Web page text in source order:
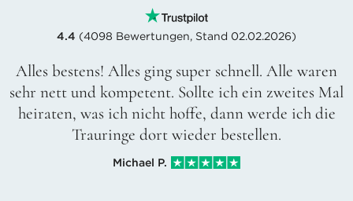
4.4 (4098 Bewertungen, Stand 02.02.2026)
Alles bestens! Alles ging super schnell. Alle waren
sehr nett und kompetent. Sollte ich ein zweites Mal
heiraten, was ich nicht hoffe, dann werde ich die
Trauringe dort wieder bestellen.
Michael P.